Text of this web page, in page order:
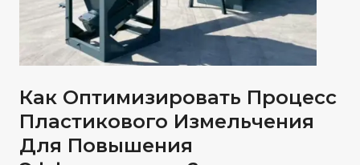
Как Оптимизировать Процесс
Пластикового Измельчения
Для Повышения